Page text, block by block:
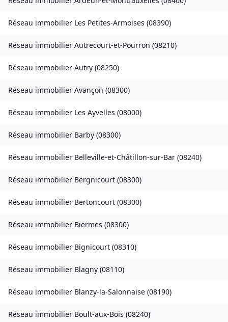
Réseau immobilier Les Petites-Armoises (08390)
Réseau immobilier Autrecourt-et-Pourron (08210)
Réseau immobilier Autry (08250)
Réseau immobilier Avançon (08300)
Réseau immobilier Les Ayvelles (08000)
Réseau immobilier Barby (08300)
Réseau immobilier Belleville-et-Châtillon-sur-Bar (08240)
Réseau immobilier Bergnicourt (08300)
Réseau immobilier Bertoncourt (08300)
Réseau immobilier Biermes (08300)
Réseau immobilier Bignicourt (08310)
Réseau immobilier Blagny (08110)
Réseau immobilier Blanzy-la-Salonnaise (08190)
Réseau immobilier Boult-aux-Bois (08240)